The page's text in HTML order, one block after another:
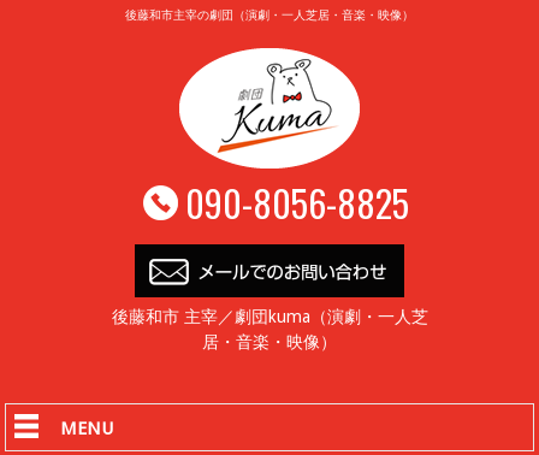
後藤和市主宰の劇団（演劇・一人芝居・音楽・映像）
090-8056-8825
後藤和市 主宰／劇団kuma（演劇・一人芝
居・音楽・映像）
MENU